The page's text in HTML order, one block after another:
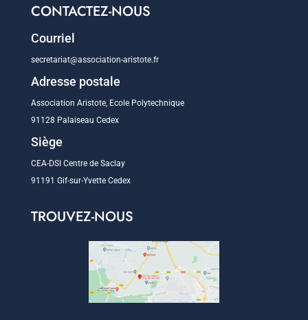
CONTACTEZ-NOUS
Courriel
secretariat@association-aristote.fr
Adresse postale
Association Aristote, Ecole Polytechnique
91128 Palaiseau Cedex
Siège
CEA-DSI Centre de Saclay
91191 Gif-sur-Yvette Cedex
TROUVEZ-NOUS